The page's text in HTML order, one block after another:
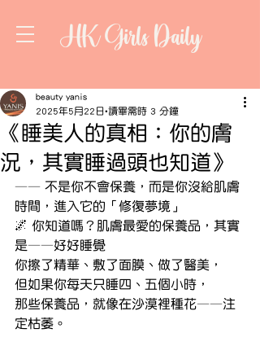
HK Girls Daily
《睡美人的真相：你的膚
況，其實睡過頭也知道》
beauty yanis
2025年5月22日 讀畢需時 3 分鐘
—— 不是你不會保養，而是你沒給肌膚
時間，進入它的「修復夢境」
🌌 你知道嗎？肌膚最愛的保養品，其實
是——好好睡覺
你擦了精華、敷了面膜、做了醫美，
但如果你每天只睡四、五個小時，
那些保養品，就像在沙漠裡種花——注
定枯萎。